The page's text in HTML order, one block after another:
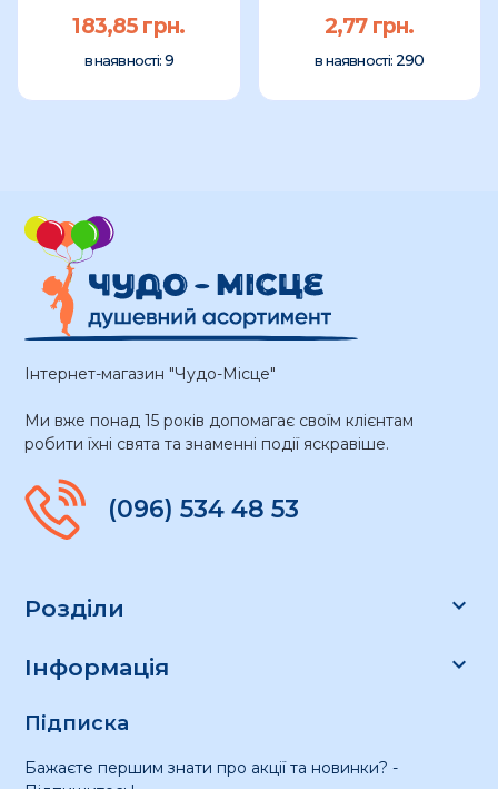
183,85 грн.
в наявності: 9
2,77 грн.
в наявності: 290
Інтернет-магазин "Чудо-Місце"
Ми вже понад 15 років допомагає своїм клієнтам
робити їхні свята та знаменні події яскравіше.
(096) 534 48 53
Розділи 
Інформація 
Підписка
Бажаєте першим знати про акції та новинки? -